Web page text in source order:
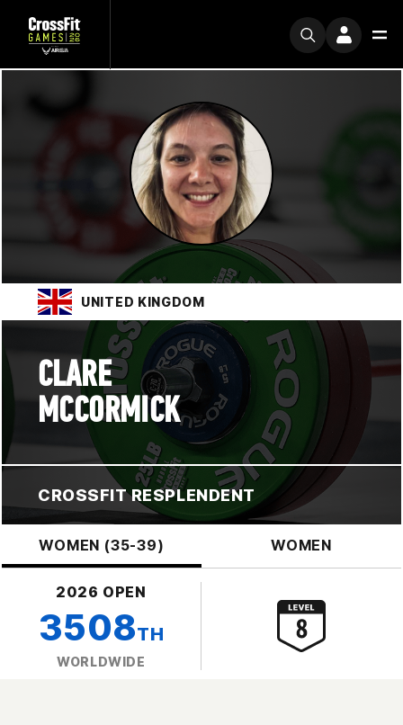
UNITED KINGDOM
CLARE
MCCORMICK
CROSSFIT RESPLENDENT
WOMEN (35-39) WOMEN
2026 OPEN
3508TH
WORLDWIDE